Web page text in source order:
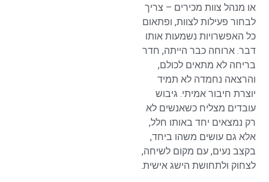
או מנהל צוות מכירים – צריך
לבחור פעילות לצוות, ופתאום
כל האפשרויות נשמעות אותו
דבר. ארוחה כבר הייתה, חדר
בריחה לא מתאים לכולם,
והרצאה נחמדה לא תמיד
יוצרת חיבור אמיתי. גיבוש
עובדים מצליח כשאנשים לא
רק נמצאים יחד באותו חלל,
אלא גם עושים משהו ביחד,
בקצב נעים, עם מקום לשיחה,
לצחוק ולתחושת הישג אישית.